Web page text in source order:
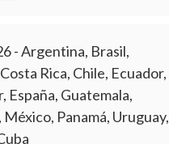
- Argentina, Brasil,
Rica, Chile, Ecuador,
España, Guatemala,
Panamá, Uruguay,